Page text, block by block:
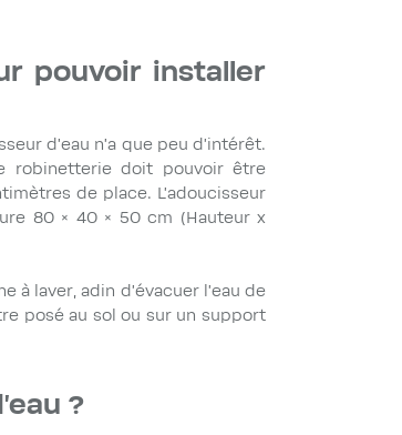
pouvoir installer
d'eau n'a que peu d'intérêt.
robinetterie doit pouvoir être
de place. L'adoucisseur
80 × 40 × 50 cm (Hauteur x
à laver, adin d’évacuer l'eau de
posé au sol ou sur un support
?